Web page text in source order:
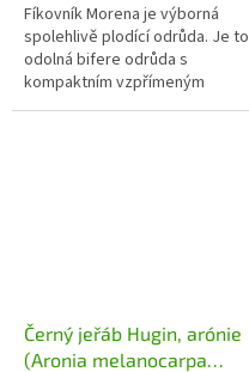
Fíkovník Morena je výborná
spolehlivě plodící odrůda. Je to
odolná bifere odrůda s
kompaktním vzpřímeným
růstem do velikosti 2,5 - 3
Černý jeřáb Hugin, arónie
(Aronia melanocarpa